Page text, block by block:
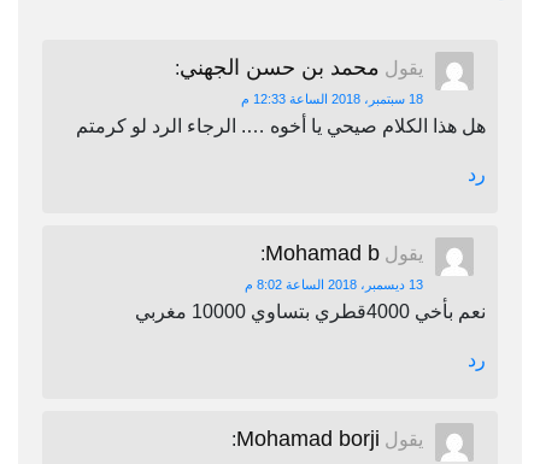
يقول محمد بن حسن الجهني:
18 سبتمبر، 2018 الساعة 12:33 م
هل هذا الكلام صيحي يا أخوه …. الرجاء الرد لو كرمتم
رد
يقول Mohamad b
:
13 ديسمبر، 2018 الساعة 8:02 م
نعم بأخي 4000قطري بتساوي 10000 مغربي
رد
يقول Mohamad borji
: